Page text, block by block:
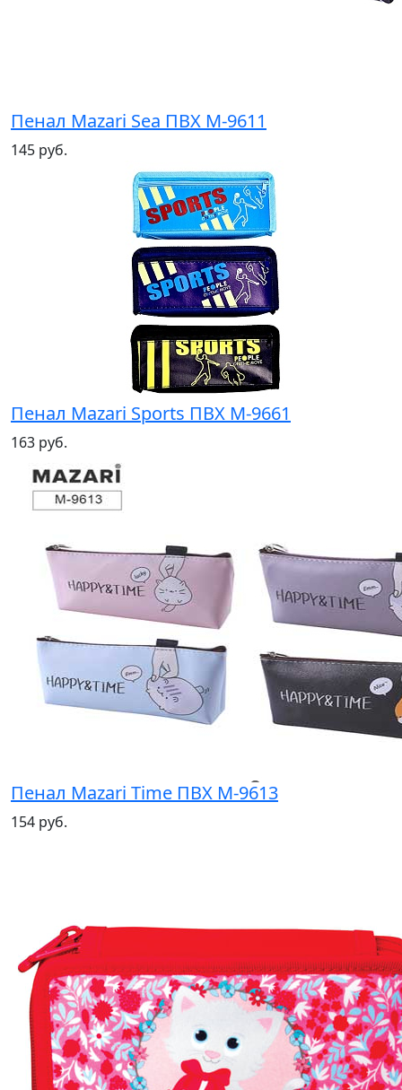
Пенал Mazari Sea ПВХ М-9611
145 руб.
Пенал Mazari Sports ПВХ М-9661
163 руб.
Пенал Mazari Time ПВХ М-9613
154 руб.